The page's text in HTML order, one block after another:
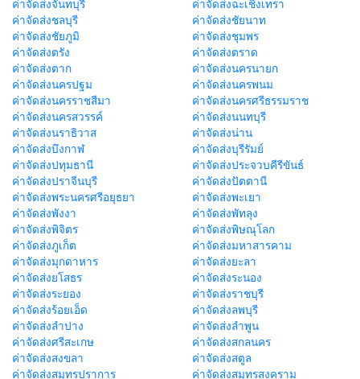
ค่าจัดส่งจันทบุรี
ค่าจัดส่งฉะเชิงเทรา
ค่าจัดส่งชลบุรี
ค่าจัดส่งชัยนาท
ค่าจัดส่งชัยภูมิ
ค่าจัดส่งชุมพร
ค่าจัดส่งตรัง
ค่าจัดส่งตราด
ค่าจัดส่งตาก
ค่าจัดส่งนครนายก
ค่าจัดส่งนครปฐม
ค่าจัดส่งนครพนม
ค่าจัดส่งนครราชสีมา
ค่าจัดส่งนครศรีธรรมราช
ค่าจัดส่งนครสวรรค์
ค่าจัดส่งนนทบุรี
ค่าจัดส่งนราธิวาส
ค่าจัดส่งน่าน
ค่าจัดส่งบึงกาฬ
ค่าจัดส่งบุรีรัมย์
ค่าจัดส่งปทุมธานี
ค่าจัดส่งประจวบคีรีขันธ์
ค่าจัดส่งปราจีนบุรี
ค่าจัดส่งปัตตานี
ค่าจัดส่งพระนครศรีอยุธยา
ค่าจัดส่งพะเยา
ค่าจัดส่งพังงา
ค่าจัดส่งพัทลุง
ค่าจัดส่งพิจิตร
ค่าจัดส่งพิษณุโลก
ค่าจัดส่งภูเก็ต
ค่าจัดส่งมหาสารคาม
ค่าจัดส่งมุกดาหาร
ค่าจัดส่งยะลา
ค่าจัดส่งยโสธร
ค่าจัดส่งระนอง
ค่าจัดส่งระยอง
ค่าจัดส่งราชบุรี
ค่าจัดส่งร้อยเอ็ด
ค่าจัดส่งลพบุรี
ค่าจัดส่งลำปาง
ค่าจัดส่งลำพูน
ค่าจัดส่งศรีสะเกษ
ค่าจัดส่งสกลนคร
ค่าจัดส่งสงขลา
ค่าจัดส่งสตูล
ค่าจัดส่งสมุทรปราการ
ค่าจัดส่งสมุทรสงคราม